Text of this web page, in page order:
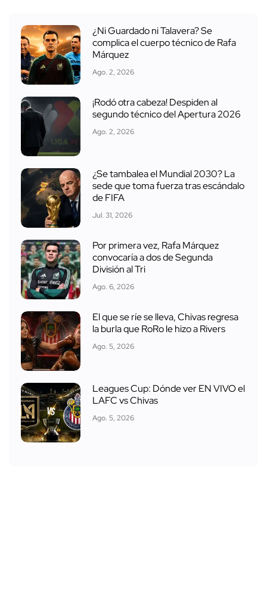
¿Ni Guardado ni Talavera? Se
complica el cuerpo técnico de Rafa
Márquez
Ago. 2, 2026
¡Rodó otra cabeza! Despiden al
segundo técnico del Apertura 2026
Ago. 2, 2026
¿Se tambalea el Mundial 2030? La
sede que toma fuerza tras escándalo
de FIFA
Jul. 31, 2026
Por primera vez, Rafa Márquez
convocaría a dos de Segunda
División al Tri
Ago. 6, 2026
El que se ríe se lleva, Chivas regresa
la burla que RoRo le hizo a Rivers
Ago. 5, 2026
Leagues Cup: Dónde ver EN VIVO el
LAFC vs Chivas
Ago. 5, 2026